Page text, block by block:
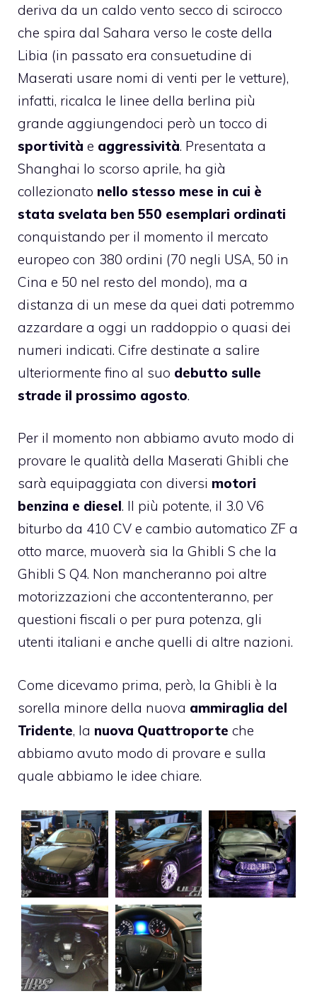
deriva da un caldo vento secco di scirocco
che spira dal Sahara verso le coste della
Libia (in passato era consuetudine di
Maserati usare nomi di venti per le vetture),
infatti, ricalca le linee della berlina più
grande aggiungendoci però un tocco di
sportività e aggressività. Presentata a
Shanghai lo scorso aprile, ha già
collezionato nello stesso mese in cui è
stata svelata ben 550 esemplari ordinati
conquistando per il momento il mercato
europeo con 380 ordini (70 negli USA, 50 in
Cina e 50 nel resto del mondo), ma a
distanza di un mese da quei dati potremmo
azzardare a oggi un raddoppio o quasi dei
numeri indicati. Cifre destinate a salire
ulteriormente fino al suo debutto sulle
strade il prossimo agosto.
Per il momento non abbiamo avuto modo di
provare le qualità della Maserati Ghibli che
sarà equipaggiata con diversi motori
benzina e diesel. Il più potente, il 3.0 V6
biturbo da 410 CV e cambio automatico ZF a
otto marce, muoverà sia la Ghibli S che la
Ghibli S Q4. Non mancheranno poi altre
motorizzazioni che accontenteranno, per
questioni fiscali o per pura potenza, gli
utenti italiani e anche quelli di altre nazioni.
Come dicevamo prima, però, la Ghibli è la
sorella minore della nuova ammiraglia del
Tridente, la nuova Quattroporte che
abbiamo avuto modo di provare e sulla
quale abbiamo le idee chiare.